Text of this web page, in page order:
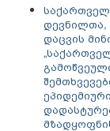
დევნილთა,
დაცვის